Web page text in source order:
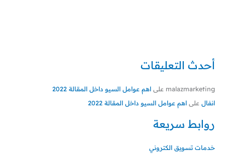
أحدث التعليقات
malazmarketing على اهم عوامل السيو داخل المقالة 2022
انفال على اهم عوامل السيو داخل المقالة 2022
روابط سريعة
خدمات تسويق الكتروني